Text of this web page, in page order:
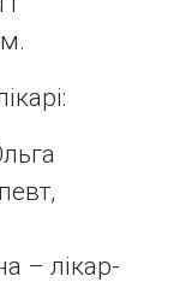
– лікар-